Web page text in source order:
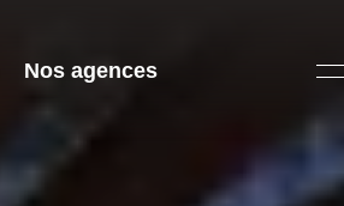
Nos agences